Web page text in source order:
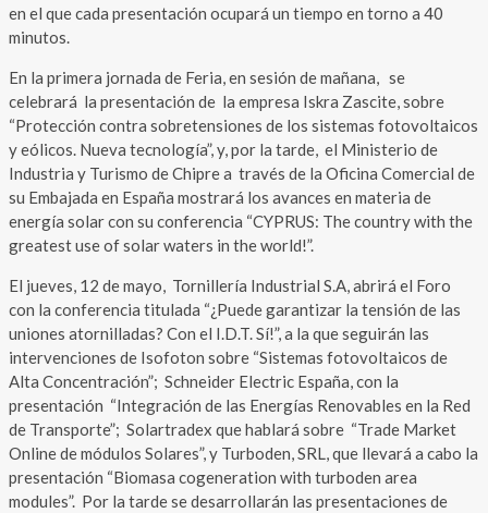
en el que cada presentación ocupará un tiempo en torno a 40
minutos.
En la primera jornada de Feria, en sesión de mañana, se
celebrará la presentación de la empresa Iskra Zascite, sobre
“Protección contra sobretensiones de los sistemas fotovoltaicos
y eólicos. Nueva tecnología”, y, por la tarde, el Ministerio de
Industria y Turismo de Chipre a través de la Oficina Comercial de
su Embajada en España mostrará los avances en materia de
energía solar con su conferencia “CYPRUS: The country with the
greatest use of solar waters in the world!”.
El jueves, 12 de mayo, Tornillería Industrial S.A, abrirá el Foro
con la conferencia titulada “¿Puede garantizar la tensión de las
uniones atornilladas? Con el I.D.T. Sí!”, a la que seguirán las
intervenciones de Isofoton sobre “Sistemas fotovoltaicos de
Alta Concentración”; Schneider Electric España, con la
presentación “Integración de las Energías Renovables en la Red
de Transporte”; Solartradex que hablará sobre “Trade Market
Online de módulos Solares”, y Turboden, SRL, que llevará a cabo la
presentación “Biomasa cogeneration with turboden area
modules”. Por la tarde se desarrollarán las presentaciones de